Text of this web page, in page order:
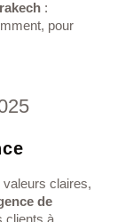
:
pour
valeurs claires,
de
clients à